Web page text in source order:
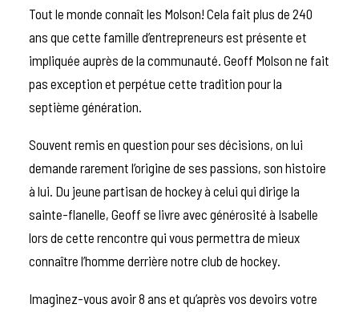
Tout le monde connaît les Molson! Cela fait plus de 240
ans que cette famille d’entrepreneurs est présente et
impliquée auprès de la communauté. Geoff Molson ne fait
pas exception et perpétue cette tradition pour la
septième génération.
Souvent remis en question pour ses décisions, on lui
demande rarement l’origine de ses passions, son histoire
à lui. Du jeune partisan de hockey à celui qui dirige la
sainte-flanelle, Geoff se livre avec générosité à Isabelle
lors de cette rencontre qui vous permettra de mieux
connaître l’homme derrière notre club de hockey.
Imaginez-vous avoir 8 ans et qu’après vos devoirs votre